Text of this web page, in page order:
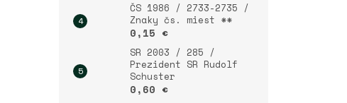
ČS 1986 / 2733-2735 /
Znaky čs. miest **
0,15 €
SR 2003 / 285 /
Prezident SR Rudolf
Schuster
0,60 €